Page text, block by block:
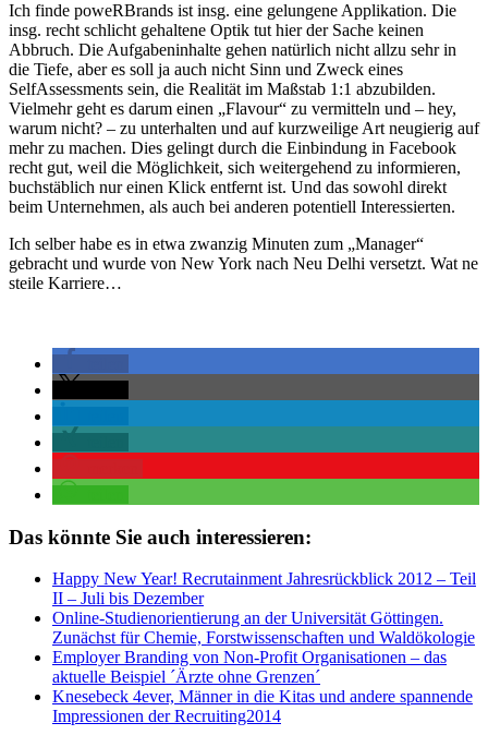
Ich finde poweRBrands ist insg. eine gelungene Applikation. Die
insg. recht schlicht gehaltene Optik tut hier der Sache keinen
Abbruch. Die Aufgabeninhalte gehen natürlich nicht allzu sehr in
die Tiefe, aber es soll ja auch nicht Sinn und Zweck eines
SelfAssessments sein, die Realität im Maßstab 1:1 abzubilden.
Vielmehr geht es darum einen „Flavour“ zu vermitteln und – hey,
warum nicht? – zu unterhalten und auf kurzweilige Art neugierig auf
mehr zu machen. Dies gelingt durch die Einbindung in Facebook
recht gut, weil die Möglichkeit, sich weitergehend zu informieren,
buchstäblich nur einen Klick entfernt ist. Und das sowohl direkt
beim Unternehmen, als auch bei anderen potentiell Interessierten.
Ich selber habe es in etwa zwanzig Minuten zum „Manager“
gebracht und wurde von New York nach Neu Delhi versetzt. Wat ne
steile Karriere…
Das könnte Sie auch interessieren:
Happy New Year! Recrutainment Jahresrückblick 2012 – Teil
II – Juli bis Dezember
Online-Studienorientierung an der Universität Göttingen.
Zunächst für Chemie, Forstwissenschaften und Waldökologie
Employer Branding von Non-Profit Organisationen – das
aktuelle Beispiel ´Ärzte ohne Grenzen´
Knesebeck 4ever, Männer in die Kitas und andere spannende
Impressionen der Recruiting2014